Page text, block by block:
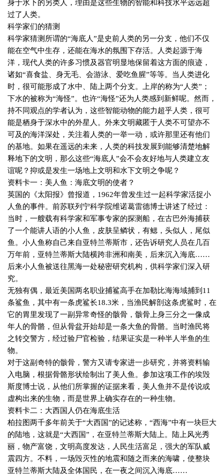
身于水下的另类人，理由是这些生物的智能和科技水平远远超
过了人类。
科学家们的猜测
科学家猜测所谓的“海底人”是史前人类的另一分支，他们不仅
能在空气中生存，还能在海水的氛围下存活。人类起源于海
洋，现代人类的许多习惯及器官明显地保留着这方面的痕迹，
诸如“喜食盐、身无毛、会游泳、爱吃鱼腥”等等。当人类进化
时，很可能形成了水中、陆上两个分支。上岸的称为“人类”；
下水的被称为“海怪”。也许“海怪”还为人类感到新鲜呢。然而，
持不同观点的学者认为，这些智能动物的能力超乎人类，很可
能是栖身于深水中的外星人。外来文明藏匿于人类不可望亦不
可及的海洋深处，关注着人类的一举一动，或许那里还有他们
的基地。如果在遥远的未来，人类的科技发展到能够清楚地解
释地下的文明，那么这些“海底人”会不会友好地与人类建立友
谊呢？抑或是发生一场地上文明和水下文明之争呢？
资料卡一：美人鱼：海底文明的使者？
英国的《太阳报》曾报道， 1962年曾发生过一起科学家活捉小
人鱼的事件。前苏联列宁科学院维诺葛雷德博士讲述了经过：
当时，一艘载有科学家和军事专家的探测船，在古巴外海捕获
了一个能讲人语的小人鱼，皮肤呈鳞状，有鳃，头似人，尾似
鱼。小人鱼称自己来自亚特兰蒂斯市，还告诉研究人员在几百
万年前，亚特兰蒂斯大陆横跨非洲和南美，后来沉入海底……
后来小人鱼被送往黑海一处秘密研究机构，供科学家们深入研
究。
无独有偶，最近美国两名职业捕鲨高手在加勒比海海域捕到 11
条鲨鱼，其中有一条虎鲨长18.3米，当渔民解剖这条虎鲨时，在
它的胃里发现了一副异常奇怪的骸骨，骸骨上身三分之一像成
年人的骨骼，但从骨盆开始却是一条大鱼的骨骼。当时渔民将
之转交警方，经过验尸官检验，结果证实是一种半人半鱼的生
物。
对于这副奇特的骸骨，警方又请专家进一步研究，并将资料输
入电脑，根据骨骼形状绘制出了美人鱼。参加这项工作的埃毁
斯度博士说，从他们所掌握的证据来看，美人鱼并不是传说或
虚构出来的生物，而是世界上确实存在的一种生物。
资料卡二：大西国人仍在海底生活
柏拉图两千多年前关于“大西国”的记述称，“西海”中有一块巨大
的陆地，这就是“大西国”，在亚特兰蒂斯大陆上。陆上风光秀
丽，物产富饶，文明高度发达，人民生活富足，强大的军队威
震四方。不料，一场毁灭性的地震和随之而来的海啸，使整块
亚特兰蒂斯大陆及全体国民，在一夜之间沉入海底……